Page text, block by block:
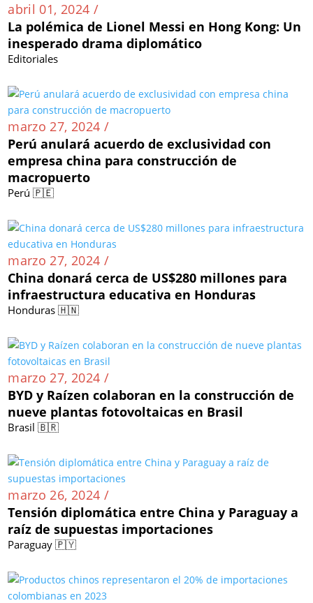
abril 01, 2024 /
La polémica de Lionel Messi en Hong Kong: Un
inesperado drama diplomático
Editoriales
marzo 27, 2024 /
Perú anulará acuerdo de exclusividad con
empresa china para construcción de
macropuerto
Perú 🇵🇪
marzo 27, 2024 /
China donará cerca de US$280 millones para
infraestructura educativa en Honduras
Honduras 🇭🇳
marzo 27, 2024 /
BYD y Raízen colaboran en la construcción de
nueve plantas fotovoltaicas en Brasil
Brasil 🇧🇷
marzo 26, 2024 /
Tensión diplomática entre China y Paraguay a
raíz de supuestas importaciones
Paraguay 🇵🇾